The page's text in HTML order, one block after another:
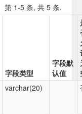
第 1-5 条, 共 5 条.
字段类型
字段默
认值
varchar(20)